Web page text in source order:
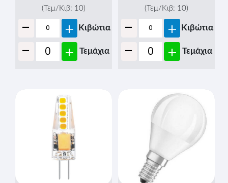
(Τεμ/Κιβ: 10)
- + Κιβώτια
- + Τεμάχια
(Τεμ/Κιβ: 10)
- + Κιβώτια
- + Τεμάχια